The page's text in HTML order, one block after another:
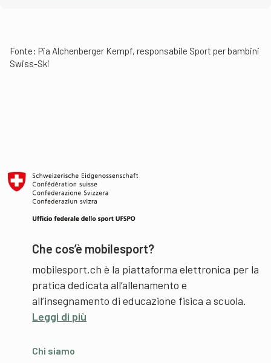
Fonte: Pia Alchenberger Kempf, responsabile Sport per bambini
Swiss-Ski
Che cos’è mobilesport?
mobilesport.ch è la piattaforma elettronica per la
pratica dedicata all’allenamento e
all’insegnamento di educazione fisica a scuola.
Leggi di più
Chi siamo